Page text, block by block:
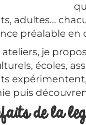
adultes…
préalable en
ateliers, je
écoles,
puis
de la